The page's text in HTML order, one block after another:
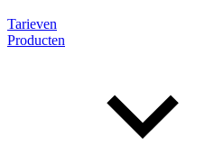
Tarieven
Producten